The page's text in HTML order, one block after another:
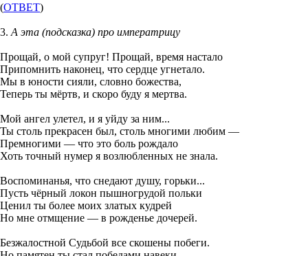
(ОТВЕТ)
3. А эта (подсказка) про императрицу
Прощай, о мой супруг! Прощай, время настало
Припомнить наконец, что сердце угнетало.
Мы в юности сияли, словно божества,
Теперь ты мёртв, и скоро буду я мертва.
Мой ангел улетел, и я уйду за ним...
Ты столь прекрасен был, столь многими любим —
Премногими — что это боль рождало
Хоть точный нумер я возлюбленных не знала.
Воспоминанья, что снедают душу, горьки...
Пусть чёрный локон пышногрудой польки
Ценил ты более моих златых кудрей
Но мне отмщение — в рожденье дочерей.
Безжалостной Судьбой все скошены побеги.